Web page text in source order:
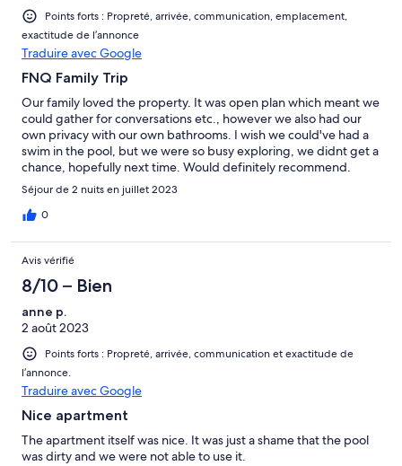
Points forts : Propreté, arrivée, communication, emplacement,
exactitude de l’annonce
Traduire avec Google
FNQ Family Trip
Our family loved the property. It was open plan which meant we
could gather for conversations etc., however we also had our
own privacy with our own bathrooms. I wish we could've had a
swim in the pool, but we were so busy exploring, we didnt get a
chance, hopefully next time. Would definitely recommend.
Séjour de 2 nuits en juillet 2023
0
Avis vérifié
8/10 – Bien
anne p.
2 août 2023
Points forts : Propreté, arrivée, communication et exactitude de
l’annonce.
Traduire avec Google
Nice apartment
The apartment itself was nice. It was just a shame that the pool
was dirty and we were not able to use it.